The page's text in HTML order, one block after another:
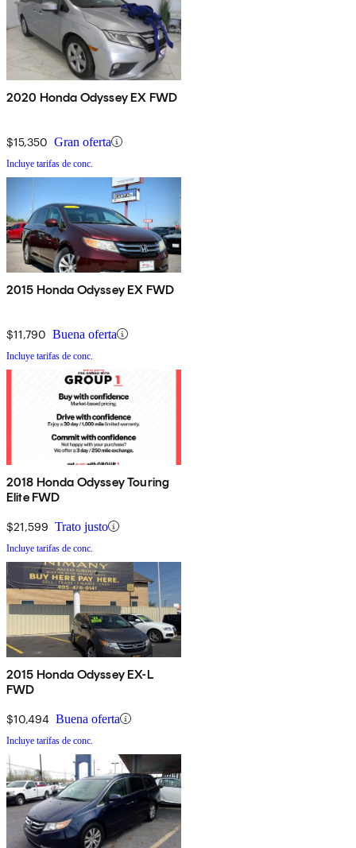
2020 Honda Odyssey EX FWD
$15,350 Gran oferta
Incluye tarifas de conc.
2015 Honda Odyssey EX FWD
$11,790 Buena oferta
Incluye tarifas de conc.
2018 Honda Odyssey Touring
Elite FWD
$21,599 Trato justo
Incluye tarifas de conc.
2015 Honda Odyssey EX-L
FWD
$10,494 Buena oferta
Incluye tarifas de conc.